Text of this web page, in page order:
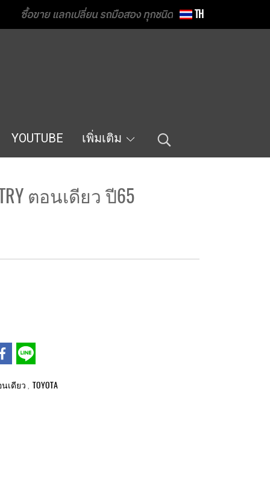
ซื้อขาย แลกเปลี่ยน รถมือสอง ทุกชนิด TH
YOUTUBE เพิ่มเติม
ตอนเดียว ปี65
เดียว TOYOTA